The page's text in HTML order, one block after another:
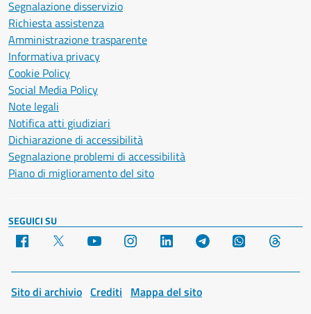
Segnalazione disservizio
Richiesta assistenza
Amministrazione trasparente
Informativa privacy
Cookie Policy
Social Media Policy
Note legali
Notifica atti giudiziari
Dichiarazione di accessibilità
Segnalazione problemi di accessibilità
Piano di miglioramento del sito
SEGUICI SU
Facebook YouTube Instagram LinkedIn Telegram WhatsApp
Sito di archivio Crediti Mappa del sito